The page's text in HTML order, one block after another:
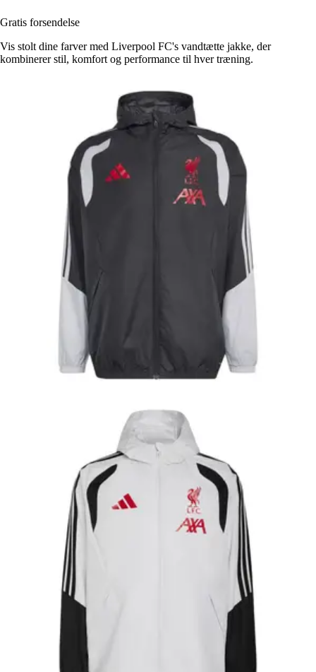
Gratis forsendelse
Vis stolt dine farver med Liverpool FC's vandtætte jakke, der
kombinerer stil, komfort og performance til hver træning.